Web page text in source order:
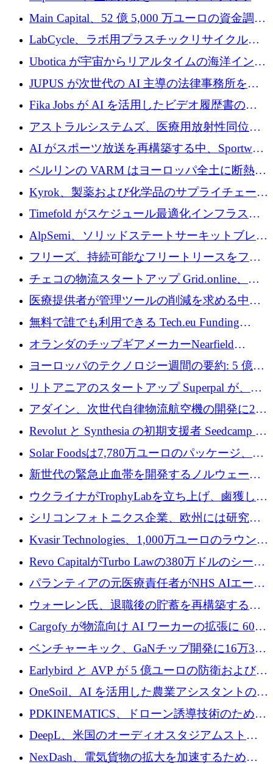
クフロー層に変えるために 260 万ドルを確保
Main Capital、52 億 5,000 万ユーロの資金調達
でエンタープライズ ソフトウェアの開発を倍
LabCycle、ラボ用プラスチックリサイクルシ
ステムを商業化し、焼却廃棄物を削減するた
めに43万ポンドを確保
Ubotica が宇宙からリアルタイムの海洋インテ
リジェンスを拡張するために 1,100 万ドルを
JUPUS が次世代の AI 主導の法律事務所を強
化するために 1,300 万ユーロを調達
Fika Jobs が AI を活用したビデオ履歴書のた
めに 400 万ドルを調達
アストラルシステムズ、医療用放射性同位元
素の世界的な不足に対処するために2,300万ポ
ンドを調達
AI がスポーツ放送を再構築する中、Sportway
が 2,000 万ユーロを調達
ベルリンの VARM はヨーロッパ全土に断熱材
を拡張するために 1,750 万ユーロを投資
Kyrok、製薬および化学品のサプライチェーン
に AI を導入するために 310 万ユーロを確保
Timefold がスケジュール最適化インフラスト
ラクチャを拡張するためにシリーズ A で
1,300 万ドルを調達
AlpSemi、ソリッドステートサーキットブレー
カー技術の進歩のために1,700万ユーロを調達
フリーズ、持続可能なフリートリースをフラ
ンス全土に拡大するために1,300万ユーロを確
保
チェコの物流スタートアップ Grid.online、配
送量が 1 年で 10 倍に増加し、400 万ユーロの
医療提供者が管理ツールの削減を求める中、
a16z が Prosper AI を 3,000 万ドルで支援
無料で誰でも利用できる Tech.eu Funding
Explorer のご紹介
オランダのチップギアメーカーNearfield
Instrumentsが3億8,000万ドルを調達
ヨーロッパのテクノロジー週間の要約: 5 億
8,500 万ユーロを超える 60 以上のテクノロジ
ー資金調達取引
リトアニアのスタートアップ Superpal が、
Slack 内に構築された AI コワーカー プラット
アダイン、次世代自律物流航空機の開発に250
万ユーロを確保
Revolut と Synthesia の初期支援者 Seedcamp が
3 億 2,000 万ドルを調達、米国に投資
Solar Foodsは7,780万ユーロのパッケージ、5
億ユーロの防衛および二重用途成長基金EDM
を開始、ヨーロッパのシリコンフォトニクス
に警告
新世代の緊急止血帯を開発するノルウェーの
スタートアップ企業を紹介する
ウクライナがTrophyLabを立ち上げ、鹵獲した
ロシア兵器を戦場の研究開発プラットフォー
ムに変える
シリコンフォトニクス企業、欧州には研究を
商業的に成功させるためのインフラが不足し
Kvasir Technologies、1,000万ユーロのラウンド
で成長を促進
Revo CapitalがTurbo Lawの380万ドルのシード
ラウンドを主導し、訴訟プラットフォームを
パランティアの元医療責任者がNHS AIエージ
ェントの立ち上げに1,000万ポンドを調達
ウォーレン氏、退職後の貯蓄を再構築するた
めに1,000万ユーロを調達
Cargofy が物流向け AI ワーカーの拡張に 600
万ドルを獲得
ベンチャーキック、GaNチップ開発に16万3千
ユーロでMinisaを支援
Earlybird と AVP が 5 億ユーロの防衛および二
重用途の成長基金である E2D を立ち上げる
OneSoil、AI を活用した農業アシスタントの拡
大に​​ 100 万ユーロを確保
PDKINEMATICS、ドローン誘導技術のために
200 万ユーロを調達
DeepL、米国のオーディオスタジアムストリ
ーミング事業Mixhaloを買収
NexDash、電気貨物の拡大を加速するために